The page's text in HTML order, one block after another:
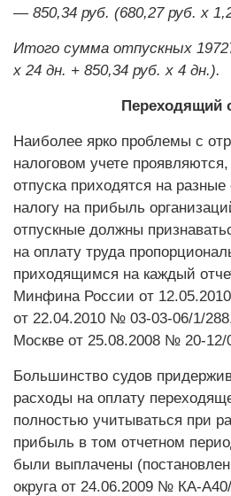
— 850,34 руб. (680,27 руб. х
Итого сумма отпускных
х 24 дн. + 850,34 руб. х 4 дн.).
Переходящий
Наиболее ярко проблемы с
налоговом учете
отпуска приходятся на
налогу на прибыль
отпускные должны
на оплату труда
приходящимся на каждый
Минфина России от
от 22.04.2010 № 03-03-06/1/
Москве от 25.08.2008 № 20-12/
Большинство судов
расходы на оплату
полностью учитываться при
прибыль в том отчетном
были выплачены
округа от 24.06.2009 № КА-